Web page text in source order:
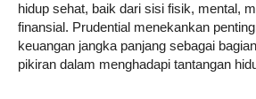
hidup sehat, baik dari sisi fisik, mental,
finansial. Prudential menekankan
keuangan jangka panjang sebagai
pikiran dalam menghadapi tantangan